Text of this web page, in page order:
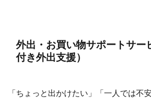
外出・お買い物サポートサー
付き外出支援）
「ちょっと出かけたい」「一人では不